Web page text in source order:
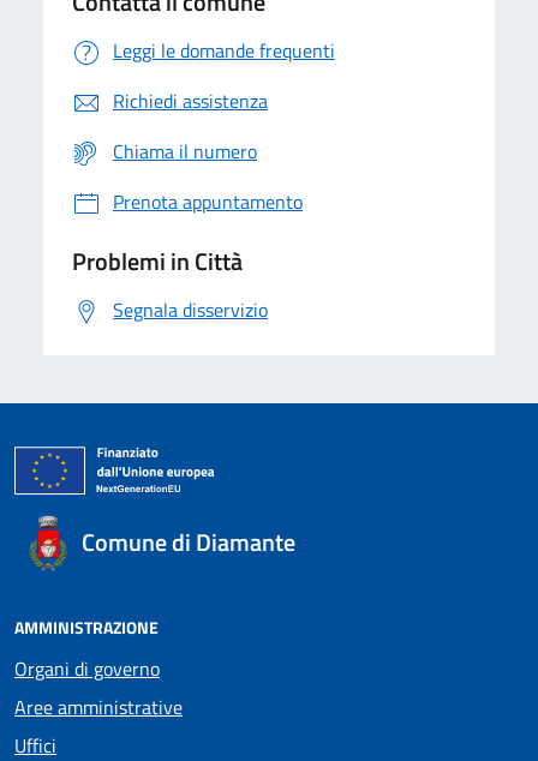
Leggi le domande frequenti
Richiedi assistenza
Chiama il numero
Prenota appuntamento
Problemi in Città
Segnala disservizio
Comune di Diamante
AMMINISTRAZIONE
Organi di governo
Aree amministrative
Uffici